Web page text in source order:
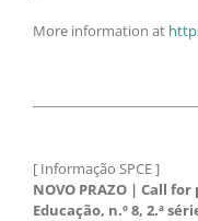
More information at
[ Informação SPCE ]
NOVO PRAZO | Call
Educação, n.º 8, 2.ª